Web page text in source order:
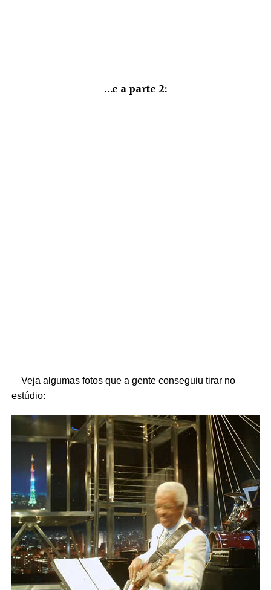
…e a parte 2:
Veja algumas fotos que a gente conseguiu tirar no
estúdio: